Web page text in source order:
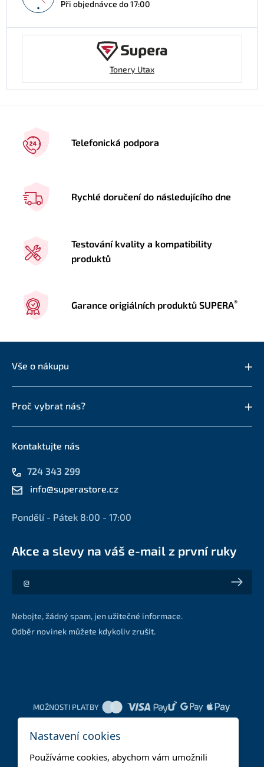
Při objednávce do 17:00
Tonery Utax
Telefonická podpora
Rychlé doručení do následujícího dne
Testování kvality a kompatibility
produktů
Garance origiálních produktů SUPERA®
Vše o nákupu
Proč vybrat nás?
Kontaktujte nás
724 343 299
info@superastore.cz
Pondělí - Pátek 8:00 - 17:00
Akce a slevy na váš e-mail z první ruky
Akce a slevy na váš e-mail z první ruky
Nebojte, žádný spam, jen užitečné informace.
Odběr novinek můžete kdykoliv zrušit.
MOŽNOSTI PLATBY
Nastavení cookies
Používáme cookies, abychom vám umožnili